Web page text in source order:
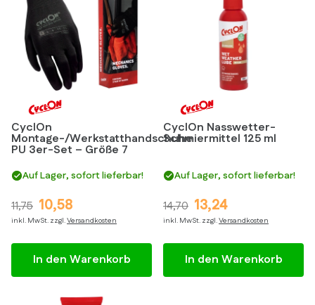
CyclOn
Montage-/Werkstatthandschuhe
PU 3er-Set – Größe 7
Auf Lager, sofort lieferbar!
10,58
11,75
inkl. MwSt. zzgl.Versandkosten
In den Warenkorb
CyclOn Nasswetter-
Schmiermittel 125 ml
Auf Lager, sofort lieferbar!
13,24
14,70
inkl. MwSt. zzgl.Versandkosten
In den Warenkorb